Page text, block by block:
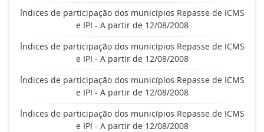
Índices de participação dos municípios Repasse de ICMS
e IPI - A partir de 12/08/2008
Índices de participação dos municípios Repasse de ICMS
e IPI - A partir de 12/08/2008
Índices de participação dos municípios Repasse de ICMS
e IPI - A partir de 12/08/2008
Índices de participação dos municípios Repasse de ICMS
e IPI - A partir de 12/08/2008